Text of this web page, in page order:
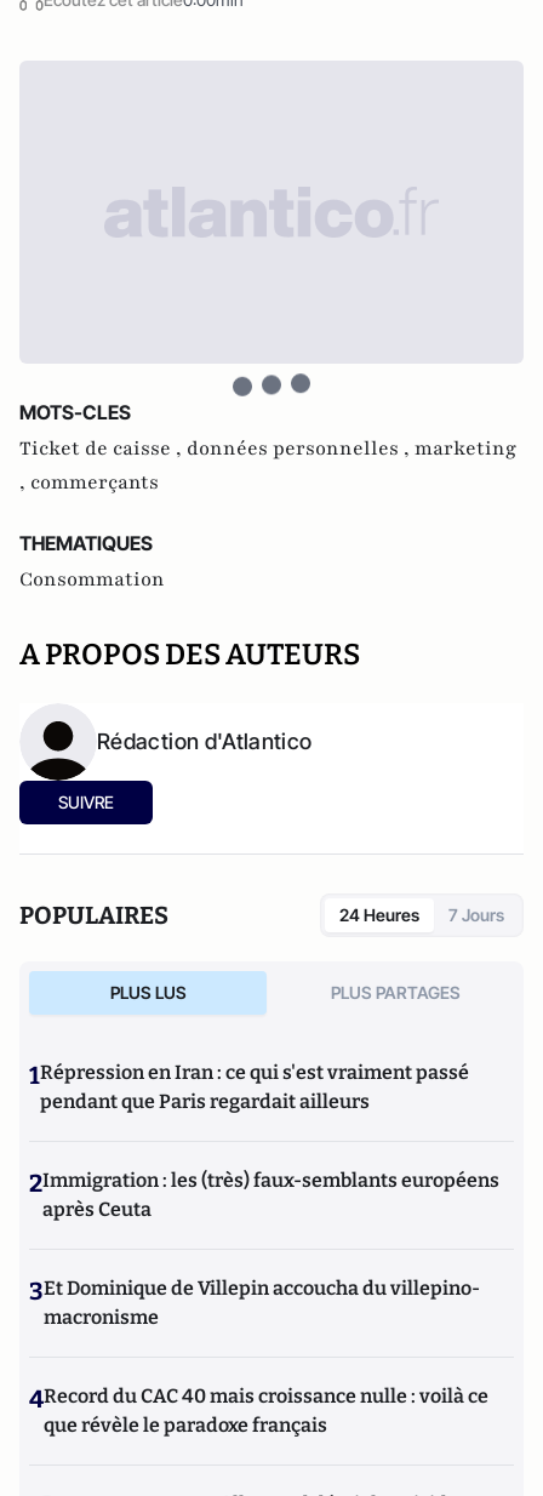
MOTS-CLES
Ticket de caisse , données personnelles , marketing
, commerçants
THEMATIQUES
Consommation
A PROPOS DES AUTEURS
Rédaction d'Atlantico
SUIVRE
POPULAIRES 24 Heures 7 Jours
PLUS LUS PLUS PARTAGES
1Répression en Iran : ce qui s'est vraiment passé
pendant que Paris regardait ailleurs
2Immigration : les (très) faux-semblants européens
après Ceuta
3Et Dominique de Villepin accoucha du villepino-
macronisme
4Record du CAC 40 mais croissance nulle : voilà ce
que révèle le paradoxe français